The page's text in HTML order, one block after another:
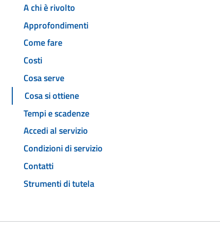
A chi è rivolto
Approfondimenti
Come fare
Costi
Cosa serve
Cosa si ottiene
Tempi e scadenze
Accedi al servizio
Condizioni di servizio
Contatti
Strumenti di tutela